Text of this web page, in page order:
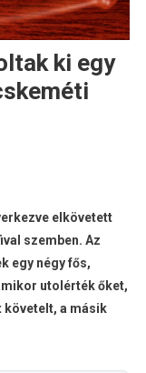
ki egy
elkövetett
szemben. Az
egy négy fős,
utolérték őket,
követelt, a másik